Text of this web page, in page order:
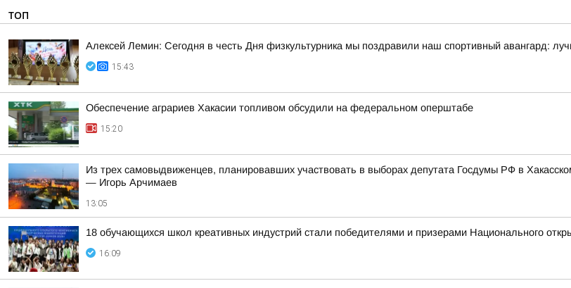
ТОП
Алексей Лемин: Сегодня в честь Дня физкультурника мы поздравили наш спортивный авангард:
15:43
Обеспечение аграриев Хакасии топливом обсудили на федеральном оперштабе
15:20
Из трех самовыдвиженцев, планировавших участвовать в выборах депутата Госдумы РФ в
— Игорь Арчимаев
13:05
18 обучающихся школ креативных индустрий стали победителями и призерами Национального
16:09